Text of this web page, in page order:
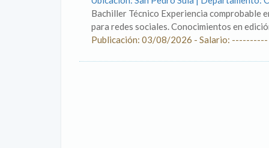
Bachiller Técnico Experiencia comprobable
para redes sociales. Conocimientos en
Publicación: 03/08/2026 - Salario: ----------